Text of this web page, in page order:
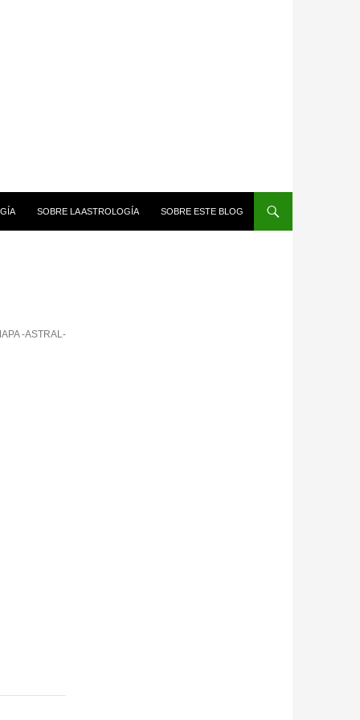
SOBRE LA ASTROLOGÍA SOBRE ESTE BLOG
-ASTRAL-